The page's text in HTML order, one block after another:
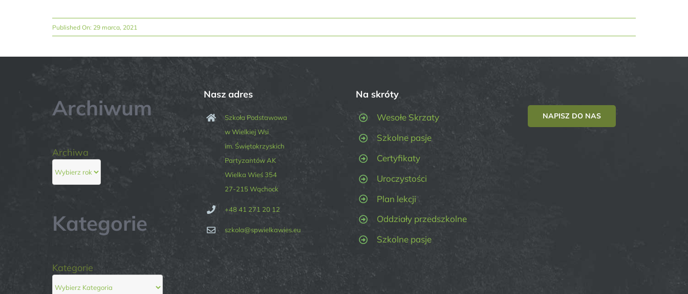
Published On: 29 marca, 2021
Archiwum
Archiwa
Kategorie
Kategorie
Nasz adres
Szkoła Podstawowa
w Wielkiej Wsi
im. Świętokrzyskich
Partyzantów AK
Wielka Wieś 354
27-215 Wąchock
+48 41 271 20 12
szkola@spwielkawies.eu
Na skróty
Wesołe Skrzaty
Szkolne pasje
Certyfikaty
Uroczystości
Plan lekcji
Oddziały przedszkolne
Szkolne pasje
NAPISZ DO NAS